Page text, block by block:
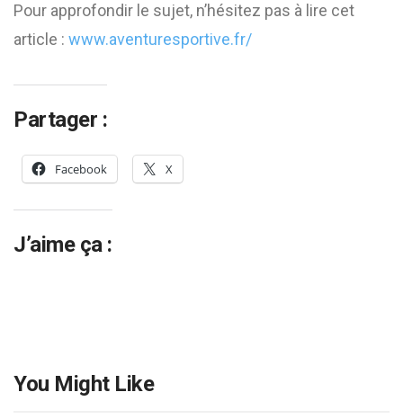
Pour approfondir le sujet, n’hésitez pas à lire cet
article : www.aventuresportive.fr/
Partager :
Facebook X
J’aime ça :
You Might Like